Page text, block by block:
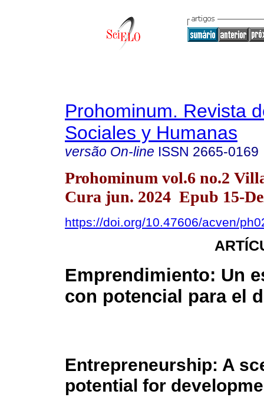
Prohominum. Revista
Sociales y Humanas
versão On-line ISSN 2665-0169
Prohominum vol.6 no.2
Cura jun. 2024 Epub 15-
https://doi.org/10.47606/acven/
Emprendimiento: Un
con potencial para el
Entrepreneurship: A
potential for